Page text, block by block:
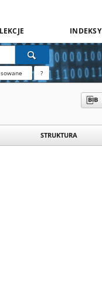
INDEKSY
?
STRUKTURA